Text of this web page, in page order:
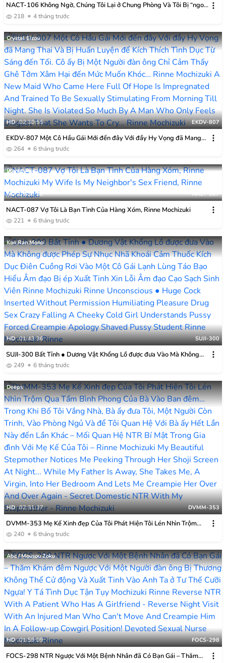
NACT-106 Không Ngờ, Chúng Tôi Lại ở Chung Phòng Và Tôi Bị “ngoại
Tình”! Cấp Dưới Xinh đẹp Nhất Công Ty Lại ở Chung Phòng Với Tôi,
218 4 tháng trước
Crystal Eizou
HD 02:30:55 EKDV-807
EKDV-807 Một Cô Hầu Gái Mới đến đây Với đầy Hy Vọng đã Mang
Thai Và Bị Huấn Luyện để Kích Thích Tình Dục Từ Sáng đến Tối. Cô
Muốn Khóc… Rinne Mochizuki
264 6 tháng trước
Planet Plus
HD 01:55:38 NACT-087
NACT-087 Vợ Tôi Là Bạn Tình Của Hàng Xóm, Rinne Mochizuki
221 6 tháng trước
Kan Ran Mono
HD 01:43:36 SUJI-300
SUJI-300 Bất Tỉnh ● Dương Vật Khổng Lồ được đưa Vào Mà Không
được Phép Sự Nhục Nhã Khoái Cảm Thuốc Kích Dục Điên Cuồng Rơi
Lỗi Âm đạo Cạo Sạch Sinh Viên Rinne Mochizuki Rinne
249 6 tháng trước
Deeps
HD 02:31:37 DVMM-353
DVMM-353 Mẹ Kế Xinh đẹp Của Tôi Phát Hiện Tôi Lén Nhìn Trộm
Qua Tấm Bình Phong Của Bà Vào Ban đêm… Trong Khi Bố Tôi Vắng
Quan Hệ Với Bà ấy Hết Lần Này đến Lần Khác – Mối Quan Hệ NTR Bí
Mật Trong Gia đình Với Mẹ Kế Của Tôi – Rinne Mochizuki
240 6 tháng trước
Abc / Mousou Zoku
HD 01:59:09 FOCS-298
FOCS-298 NTR Ngược Với Một Bệnh Nhân đã Có Bạn Gái – Thăm